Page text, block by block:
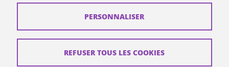
Mentions légales
REFUSER TOUS LES COOKIES
PERSONNALISER